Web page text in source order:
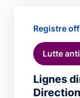
Lignes
Registre
Lutte